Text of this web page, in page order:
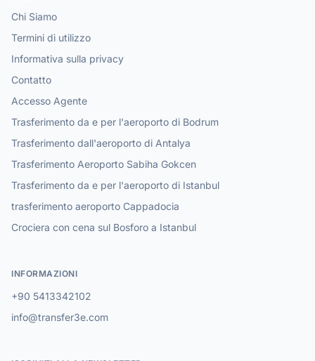
Chi Siamo
Termini di utilizzo
Informativa sulla privacy
Contatto
Accesso Agente
Trasferimento da e per l'aeroporto di Bodrum
Trasferimento dall'aeroporto di Antalya
Trasferimento Aeroporto Sabiha Gokcen
Trasferimento da e per l'aeroporto di Istanbul
trasferimento aeroporto Cappadocia
Crociera con cena sul Bosforo a Istanbul
INFORMAZIONI
+90 5413342102
info@transfer3e.com